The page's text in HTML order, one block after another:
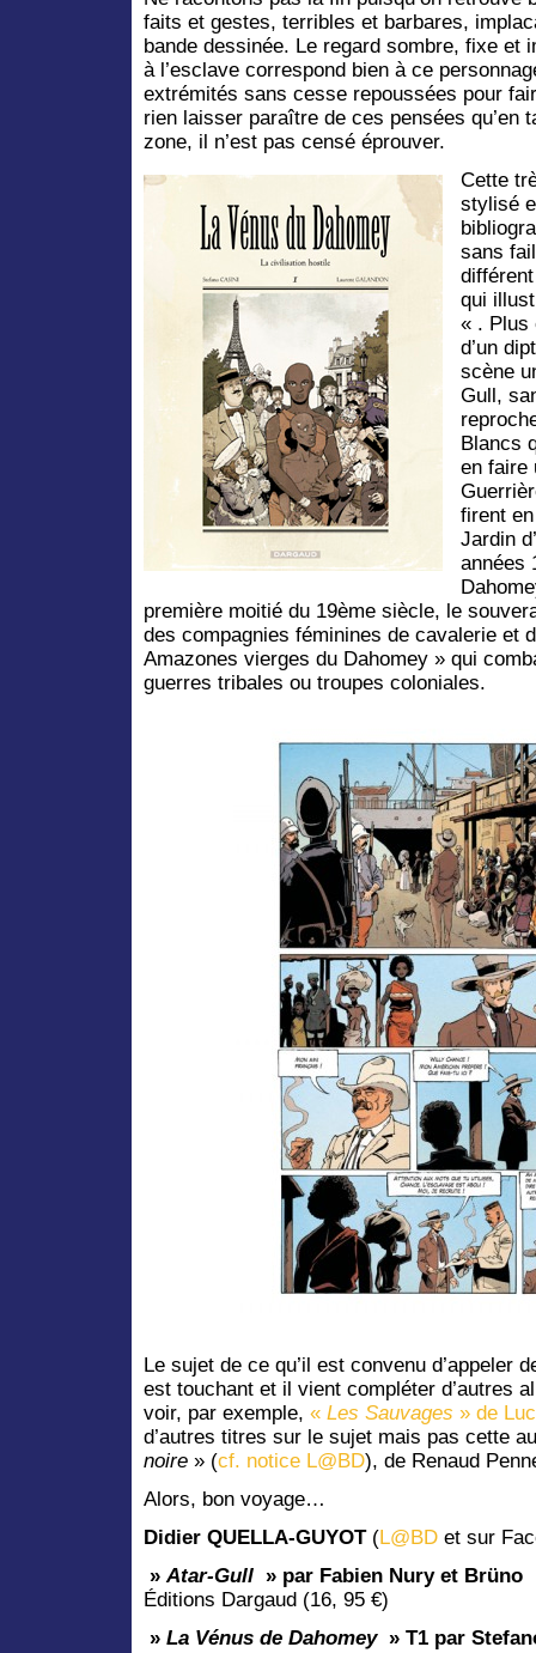
faits et gestes, terribles et barbares,
bande dessinée. Le regard sombre, fixe et
à l’esclave correspond bien à ce
extrémités sans cesse repoussées pour
rien laisser paraître de ces pensées qu’en
zone, il n’est pas censé éprouver.
Cette
stylisé
sans
qui
« . Plus
d’un
scène
Gull,
Blancs
en faire
firent
Jardin
années
première moitié du 19ème siècle, le
des compagnies féminines de cavalerie et
Amazones vierges du Dahomey » qui
guerres tribales ou troupes coloniales.
Le sujet de ce qu’il est convenu d’appeler
est touchant et il vient compléter d’autres
voir, par exemple, « Les Sauvages » de
d’autres titres sur le sujet mais pas cette
noire » (cf. notice L@BD), de Renaud
Alors, bon voyage…
Didier QUELLA-GUYOT(L@BD et sur
»Atar-Gull » par Fabien Nury et Brüno
Éditions Dargaud (16, 95 €)
» La Vénus de Dahomey» T1 par